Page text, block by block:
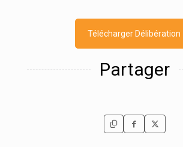
Télécharger Délibération
Partager